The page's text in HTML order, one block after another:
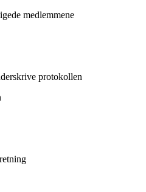
medlemmene
protokollen